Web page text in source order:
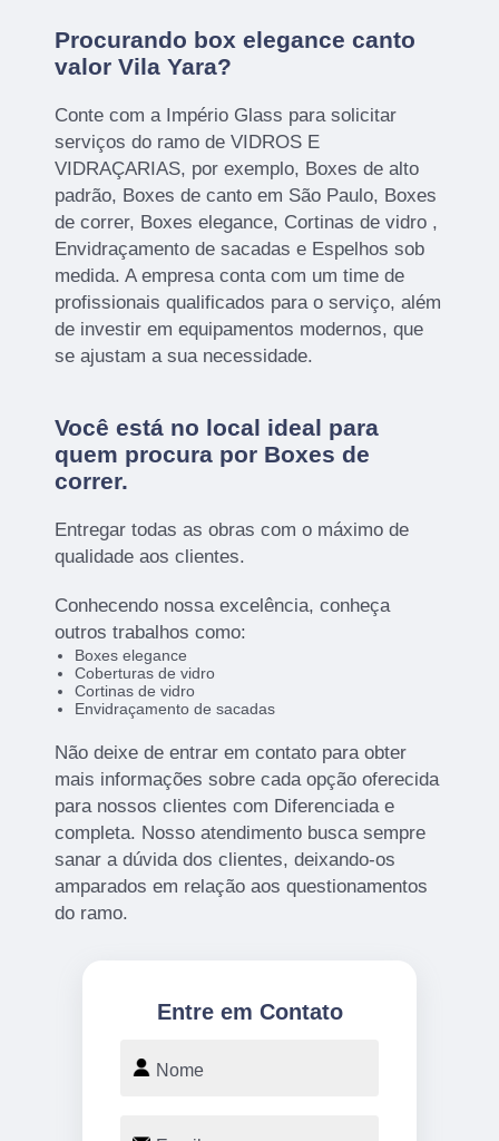
Procurando box elegance canto
valor Vila Yara?
Conte com a Império Glass para solicitar
serviços do ramo de VIDROS E
VIDRAÇARIAS, por exemplo, Boxes de alto
padrão, Boxes de canto em São Paulo, Boxes
de correr, Boxes elegance, Cortinas de vidro ,
Envidraçamento de sacadas e Espelhos sob
medida. A empresa conta com um time de
profissionais qualificados para o serviço, além
de investir em equipamentos modernos, que
se ajustam a sua necessidade.
Você está no local ideal para
quem procura por Boxes de
correr.
Entregar todas as obras com o máximo de
qualidade aos clientes.
Conhecendo nossa excelência, conheça
outros trabalhos como:
Boxes elegance
Coberturas de vidro
Cortinas de vidro
Envidraçamento de sacadas
Não deixe de entrar em contato para obter
mais informações sobre cada opção oferecida
para nossos clientes com Diferenciada e
completa. Nosso atendimento busca sempre
sanar a dúvida dos clientes, deixando-os
amparados em relação aos questionamentos
do ramo.
Entre em Contato